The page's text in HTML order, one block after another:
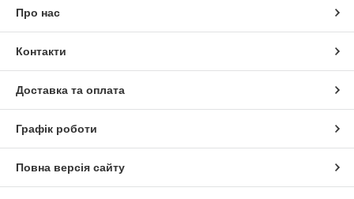
Про нас
Контакти
Доставка та оплата
Графік роботи
Повна версія сайту